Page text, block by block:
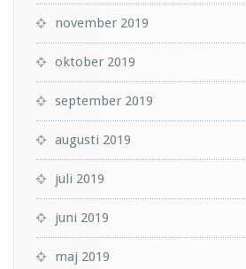
november 2019
oktober 2019
september 2019
augusti 2019
juli 2019
juni 2019
maj 2019